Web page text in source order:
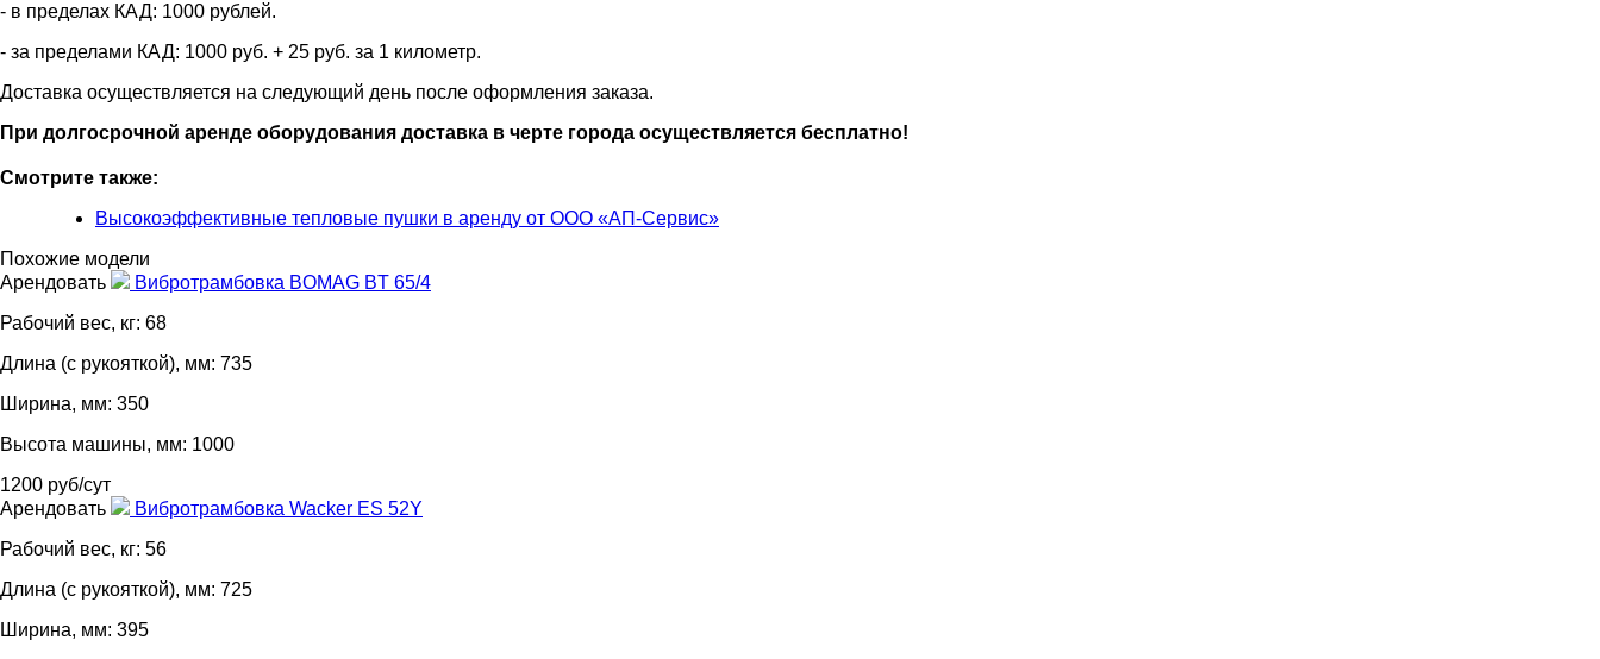
- в пределах КАД: 1000 рублей.
- за пределами КАД: 1000 руб. + 25 руб. за 1 километр.
Доставка осуществляется на следующий день после оформления заказа.
При долгосрочной аренде оборудования доставка в черте города осуществляется бесплатно!
Смотрите также:
Высокоэффективные тепловые пушки в аренду от ООО «АП-Сервис»
Похожие модели
Арендовать
Вибротрамбовка BOMAG BT 65/4
Рабочий вес, кг: 68
Длина (с рукояткой), мм: 735
Ширина, мм: 350
Высота машины, мм: 1000
1200 руб/сут
Арендовать
Вибротрамбовка Wacker ES 52Y
Рабочий вес, кг: 56
Длина (с рукояткой), мм: 725
Ширина, мм: 395